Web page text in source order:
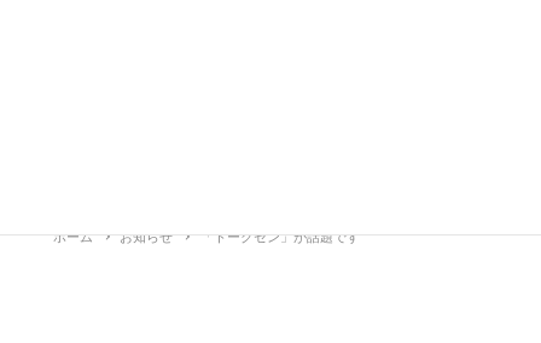
ホーム お知らせ 「トークセン」が話題です